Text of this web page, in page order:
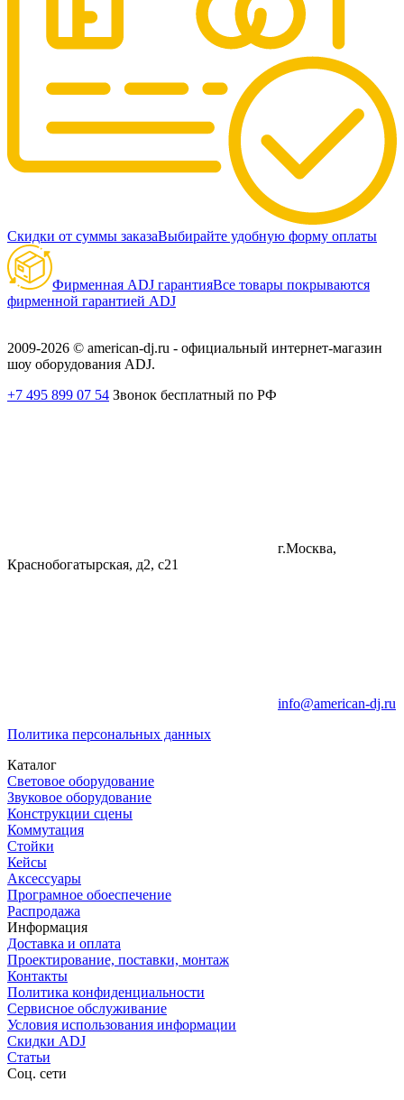
Скидки от суммы заказаВыбирайте удобную форму оплаты
Фирменная ADJ гарантияВсе товары покрываются
фирменной гарантией ADJ
2009-2026 © american-dj.ru - официальный интернет-магазин
шоу оборудования ADJ.
+7 495 899 07 54 Звонок бесплатный по РФ
г.Москва,
Краснобогатырская, д2, с21
info@american-dj.ru
Политика персональных данных
Каталог
Световое оборудование
Звуковое оборудование
Конструкции сцены
Коммутация
Стойки
Кейсы
Аксессуары
Програмное обоеспечение
Распродажа
Информация
Доставка и оплата
Проектирование, поставки, монтаж
Контакты
Политика конфиденциальности
Сервисное обслуживание
Условия использования информации
Скидки ADJ
Статьи
Соц. сети